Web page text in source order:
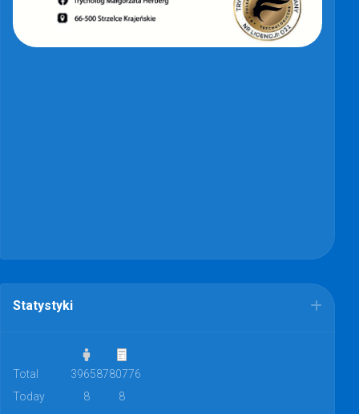
Statystyki
Total 39658780776
Today
8
8